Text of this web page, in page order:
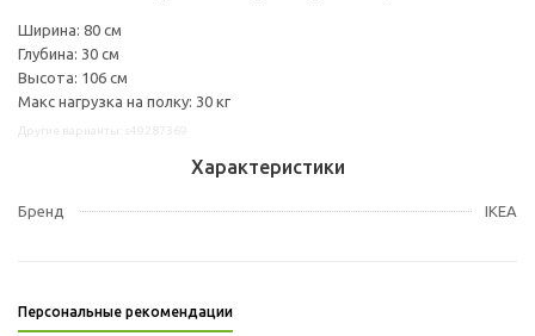
Ширина: 80 см
Глубина: 30 см
Высота: 106 см
Макс нагрузка на полку: 30 кг
Характеристики
Бренд IKEA
Персональные рекомендации